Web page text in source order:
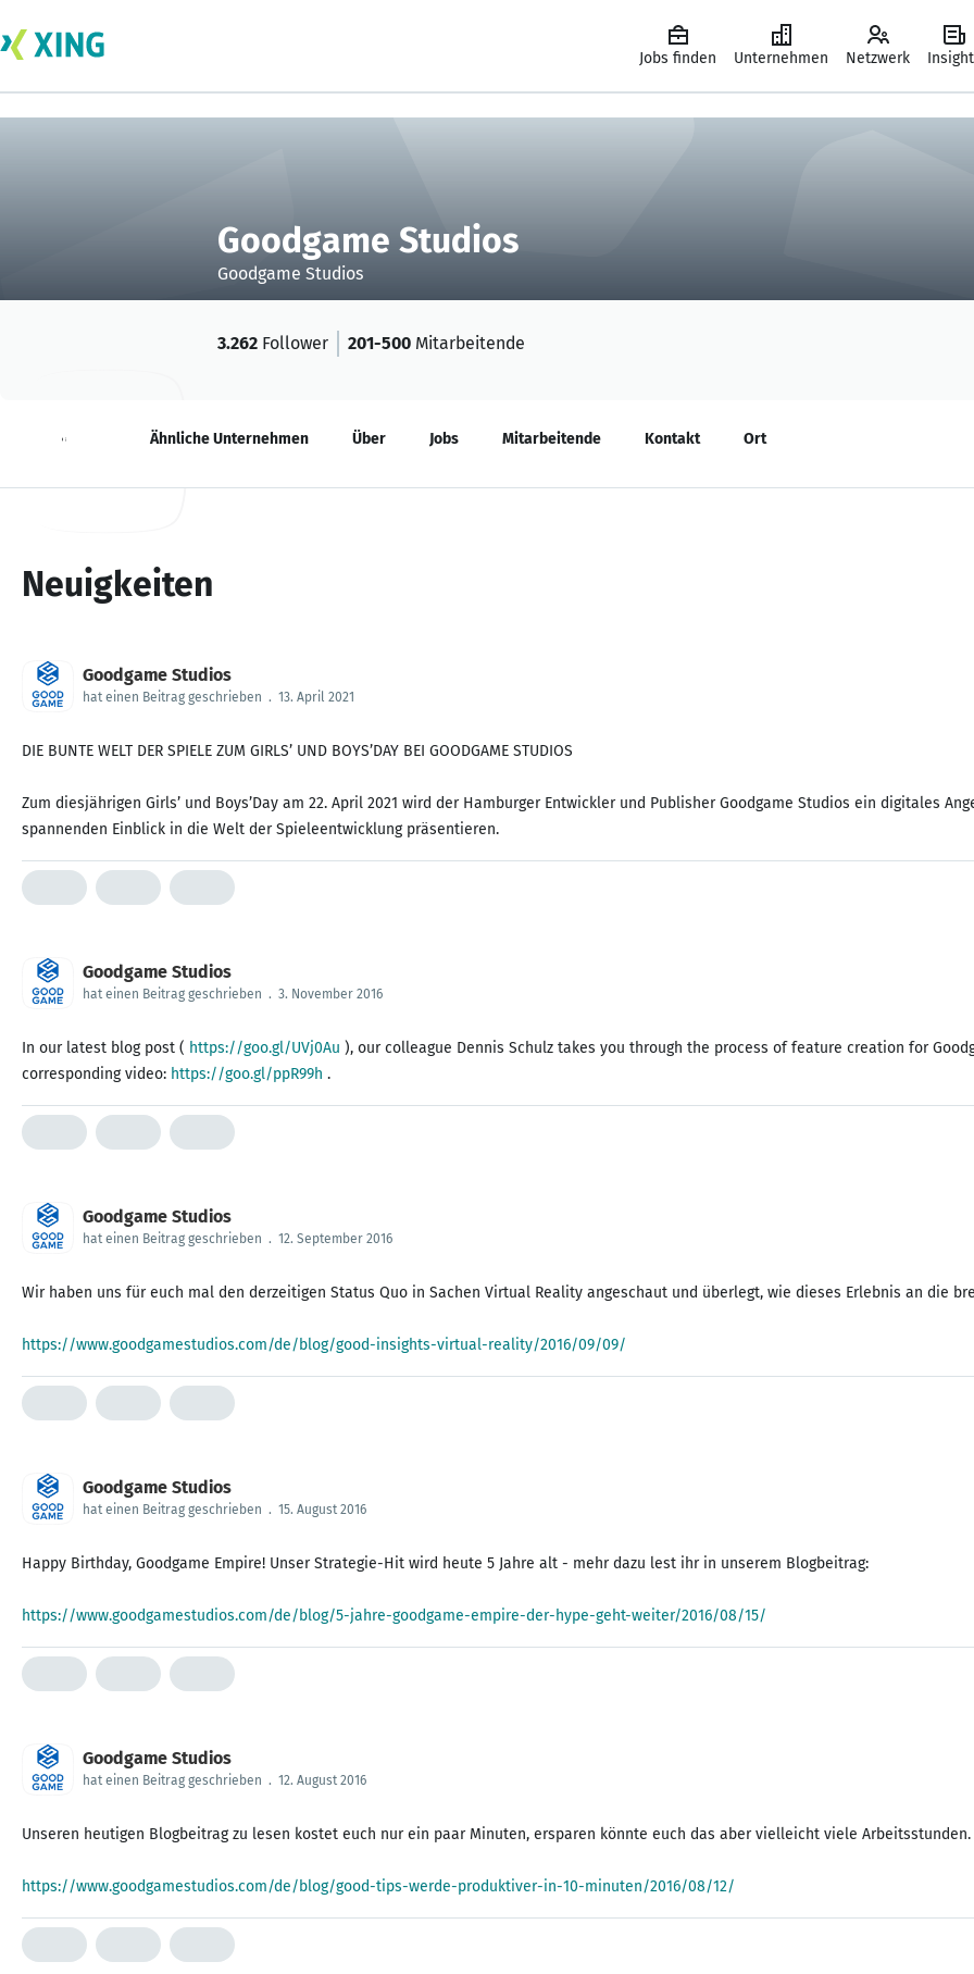
Jobs finden Unternehmen Netzwerk
Goodgame Studios
Goodgame Studios
3.262 Follower 201-500 Mitarbeitende
Neuigkeiten Ähnliche Unternehmen Über Jobs Mitarbeitende Kontakt Ort
Neuigkeiten
Goodgame Studios
hat einen Beitrag geschrieben . 13. April 2021
DIE BUNTE WELT DER SPIELE ZUM GIRLS’ UND BOYS’DAY BEI GOODGAME STUDIOS
Zum diesjährigen Girls’ und Boys’Day am 22. April 2021 wird der Hamburger Entwickler und Publisher Goodgame Studios ein digitales
spannenden Einblick in die Welt der Spieleentwicklung präsentieren.
Goodgame Studios
hat einen Beitrag geschrieben . 3. November 2016
In our latest blog post ( https://goo.gl/UVj0Au ), our colleague Dennis Schulz takes you through the process of feature creation for
corresponding video: https://goo.gl/ppR99h .
Goodgame Studios
hat einen Beitrag geschrieben . 12. September 2016
Wir haben uns für euch mal den derzeitigen Status Quo in Sachen Virtual Reality angeschaut und überlegt, wie dieses Erlebnis an die
https://www.goodgamestudios.com/de/blog/good-insights-virtual-reality/2016/09/09/
Goodgame Studios
hat einen Beitrag geschrieben . 15. August 2016
Happy Birthday, Goodgame Empire! Unser Strategie-Hit wird heute 5 Jahre alt - mehr dazu lest ihr in unserem Blogbeitrag:
https://www.goodgamestudios.com/de/blog/5-jahre-goodgame-empire-der-hype-geht-weiter/2016/08/15/
Goodgame Studios
hat einen Beitrag geschrieben . 12. August 2016
Unseren heutigen Blogbeitrag zu lesen kostet euch nur ein paar Minuten, ersparen könnte euch das aber vielleicht viele Arbeitsstunden.
https://www.goodgamestudios.com/de/blog/good-tips-werde-produktiver-in-10-minuten/2016/08/12/